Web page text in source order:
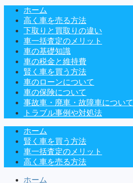
ホーム
高く車を売る方法
下取りと買取りの違い
車一括査定のメリット
車の基礎知識
車の税金と維持費
賢く車を買う方法
車のローンについて
車の保険について
事故車・廃車・故障車について
トラブル事例や対処法
ホーム
賢く車を買う方法
車一括査定のメリット
高く車を売る方法
ホーム